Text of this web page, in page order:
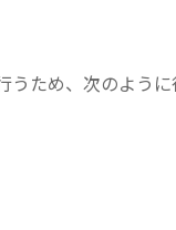
ため、次のよう